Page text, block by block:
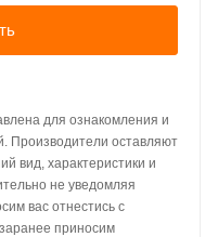
для ознакомления и
Производители оставляют
вид, характеристики и
не уведомляя
вас отнестись с
приносим